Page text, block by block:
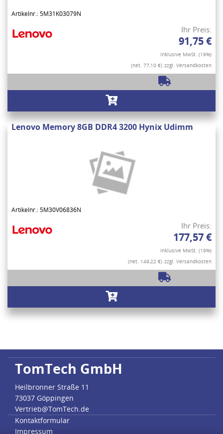
Artikelnr.: 5M31K03079N
Ihr Preis:
91,75 €
Inklusive MwSt. (19%)
(net. 77,10 €) zzgl. Versandkosten
Lenovo Memory 8GB DDR4 3200 Hynix Udimm
Artikelnr.: 5M30V06836N
Ihr Preis:
177,57 €
Inklusive MwSt. (19%)
(net. 149,22 €) zzgl. Versandkosten
TomTech GmbH
Heilbronner Straße 11
73037 Göppingen
Vertrieb@TomTech.de
Kontaktformular
Impressum